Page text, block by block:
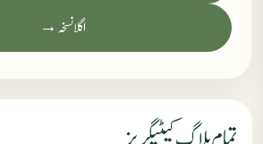
اگلا نسخہ →